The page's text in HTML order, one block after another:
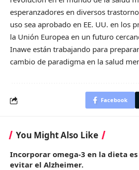
esperanzadores en diversos
uso sea aprobado en EE. UU. en los
la Unión Europea en un futuro
Inawe están trabajando para
cambio de paradigma en la salud
Facebook
You Might Also Like
Incorporar omega-3 en la dieta
evitar el Alzheimer.